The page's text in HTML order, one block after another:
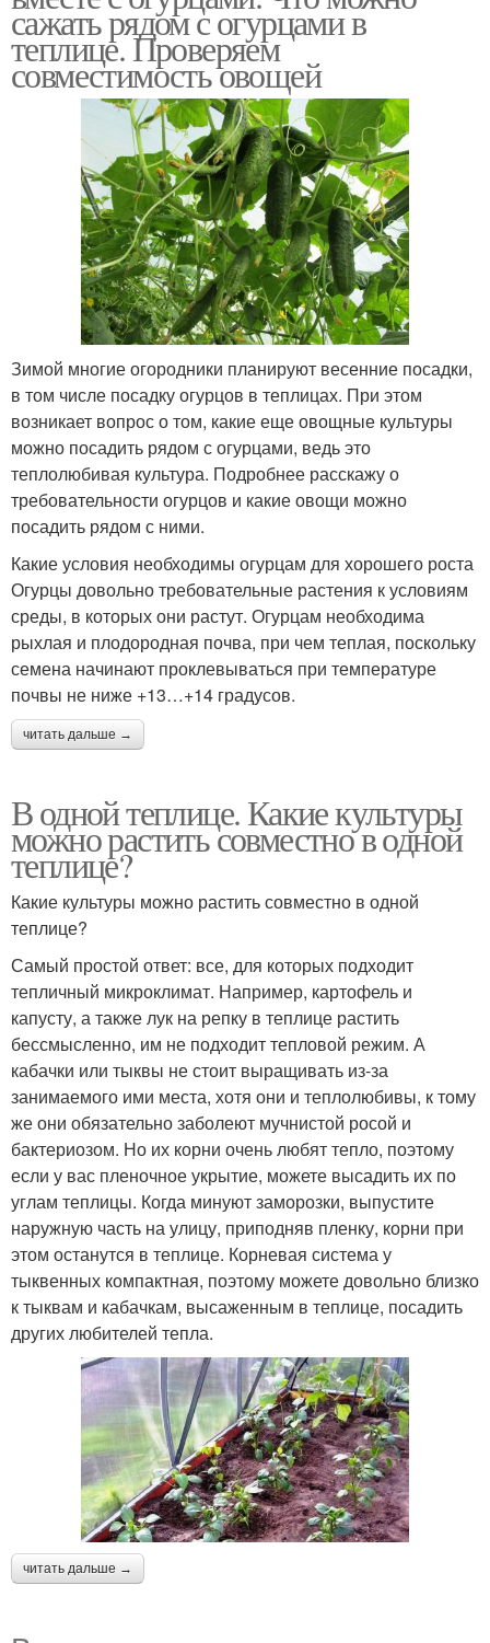
сажать рядом с огурцами в
теплице. Проверяем
совместимость овощей
Зимой многие огородники планируют весенние посадки,
в том числе посадку огурцов в теплицах. При этом
возникает вопрос о том, какие еще овощные культуры
можно посадить рядом с огурцами, ведь это
теплолюбивая культура. Подробнее расскажу о
требовательности огурцов и какие овощи можно
посадить рядом с ними.
Какие условия необходимы огурцам для хорошего роста
Огурцы довольно требовательные растения к условиям
среды, в которых они растут. Огурцам необходима
рыхлая и плодородная почва, при чем теплая, поскольку
семена начинают проклевываться при температуре
почвы не ниже +13…+14 градусов.
читать дальше →
В одной теплице. Какие культуры
можно растить совместно в одной
теплице?
Какие культуры можно растить совместно в одной
теплице?
Самый простой ответ: все, для которых подходит
тепличный микроклимат. Например, картофель и
капусту, а также лук на репку в теплице растить
бессмысленно, им не подходит тепловой режим. А
кабачки или тыквы не стоит выращивать из-за
занимаемого ими места, хотя они и теплолюбивы, к тому
же они обязательно заболеют мучнистой росой и
бактериозом. Но их корни очень любят тепло, поэтому
если у вас пленочное укрытие, можете высадить их по
углам теплицы. Когда минуют заморозки, выпустите
наружную часть на улицу, приподняв пленку, корни при
этом останутся в теплице. Корневая система у
тыквенных компактная, поэтому можете довольно близко
к тыквам и кабачкам, высаженным в теплице, посадить
других любителей тепла.
читать дальше →